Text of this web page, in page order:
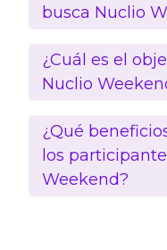
busca Nuclio
¿Cuál es el
Nuclio
¿Qué
los
Weekend?